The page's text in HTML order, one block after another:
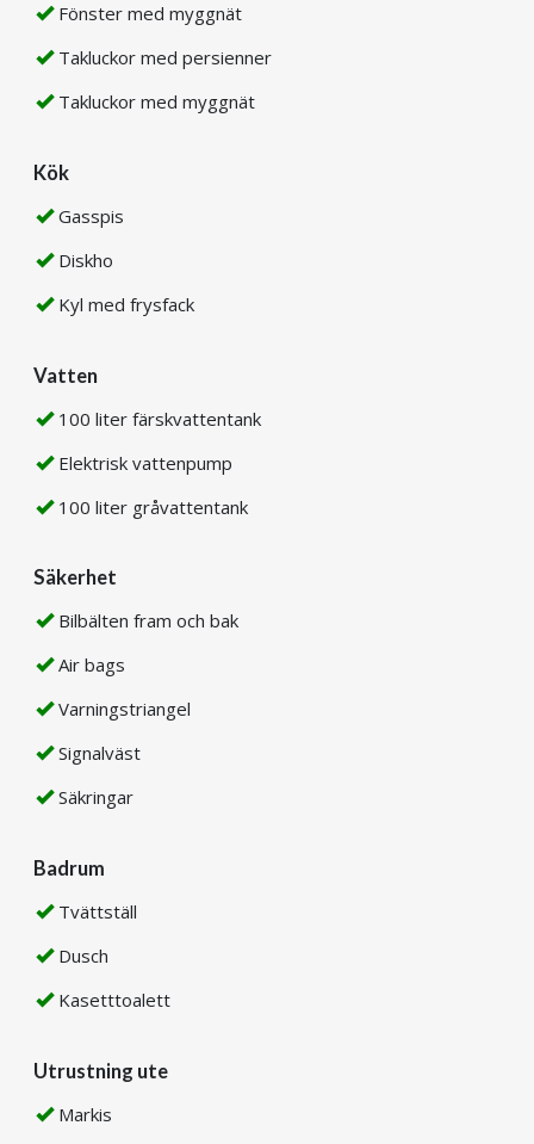
Fönster med myggnät
Takluckor med persienner
Takluckor med myggnät
Kök
Gasspis
Diskho
Kyl med frysfack
Vatten
100 liter färskvattentank
Elektrisk vattenpump
100 liter gråvattentank
Säkerhet
Bilbälten fram och bak
Air bags
Varningstriangel
Signalväst
Säkringar
Badrum
Tvättställ
Dusch
Kasetttoalett
Utrustning ute
Markis